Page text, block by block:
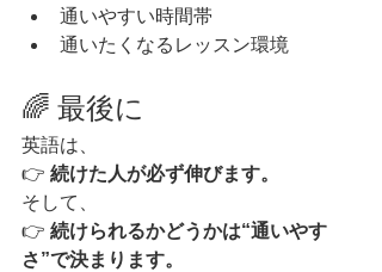
通いやすい時間帯
通いたくなるレッスン環境
🌈 最後に
英語は、
👉 続けた人が必ず伸びます。
そして、
👉 続けられるかどうかは“通いやす
さ”で決まります。